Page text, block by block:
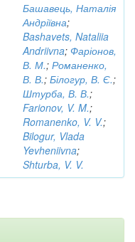
Башавець, Наталія
Андріївна;
Bashavets, Nataliia
Andriivna; Фаріонов,
В. М.; Романенко,
В. В.; Білогур, В. Є.;
Штурба, В. В.;
Farionov, V. M.;
Romanenko, V. V.;
Bilogur, Vlada
Yevheniivna;
Shturba, V. V.